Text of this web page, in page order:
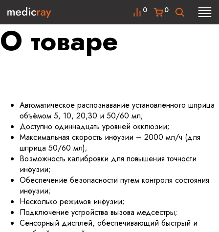
0
0
О товаре
Автоматическое распознавание установленного шприца
объёмом 5, 10, 20,30 и 50/60 мл;
Доступно одиннадцать уровней окклюзии;
Максимальная скорость инфузии – 2000 мл/ч (для
шприца 50/60 мл);
Возможность калибровки для повышения точности
инфузии;
Обеспечение безопасности путем контроля состояния
инфузии;
Несколько режимов инфузии;
Подключение устройства вызова медсестры;
Сенсорный дисплей, обеспечивающий быстрый и